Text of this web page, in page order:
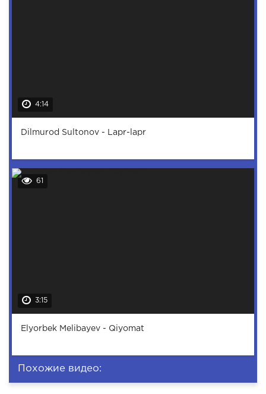
4:14
Dilmurod Sultonov - Lapr-lapr
61
3:15
Elyorbek Melibayev - Qiyomat
Похожие видео: